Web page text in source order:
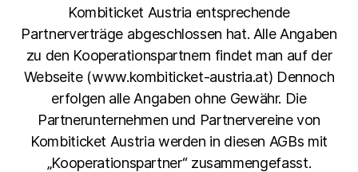
Kombiticket Austria entsprechende
Partnerverträge abgeschlossen hat. Alle Angaben
zu den Kooperationspartnern findet man auf der
Webseite (www.kombiticket-austria.at) Dennoch
erfolgen alle Angaben ohne Gewähr. Die
Partnerunternehmen und Partnervereine von
Kombiticket Austria werden in diesen AGBs mit
„Kooperationspartner“ zusammengefasst.